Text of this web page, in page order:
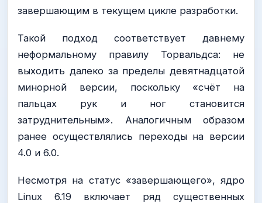
завершающим в текущем цикле разработки.
Такой подход соответствует давнему
неформальному правилу Торвальдса: не
выходить далеко за пределы девятнадцатой
минорной версии, поскольку «счёт на
пальцах рук и ног становится
затруднительным». Аналогичным образом
ранее осуществлялись переходы на версии
4.0 и 6.0.
Несмотря на статус «завершающего», ядро
Linux 6.19 включает ряд существенных